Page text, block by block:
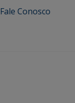
Fale Conosco